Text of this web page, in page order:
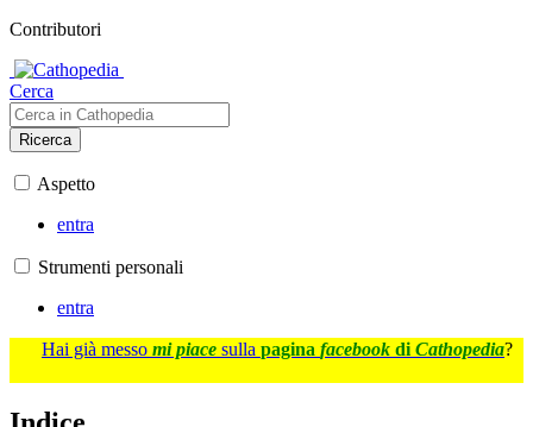
Contributori
Cerca
Ricerca
Aspetto
entra
Strumenti personali
entra
Hai già messo mi piace sulla pagina facebook di Cathopedia?